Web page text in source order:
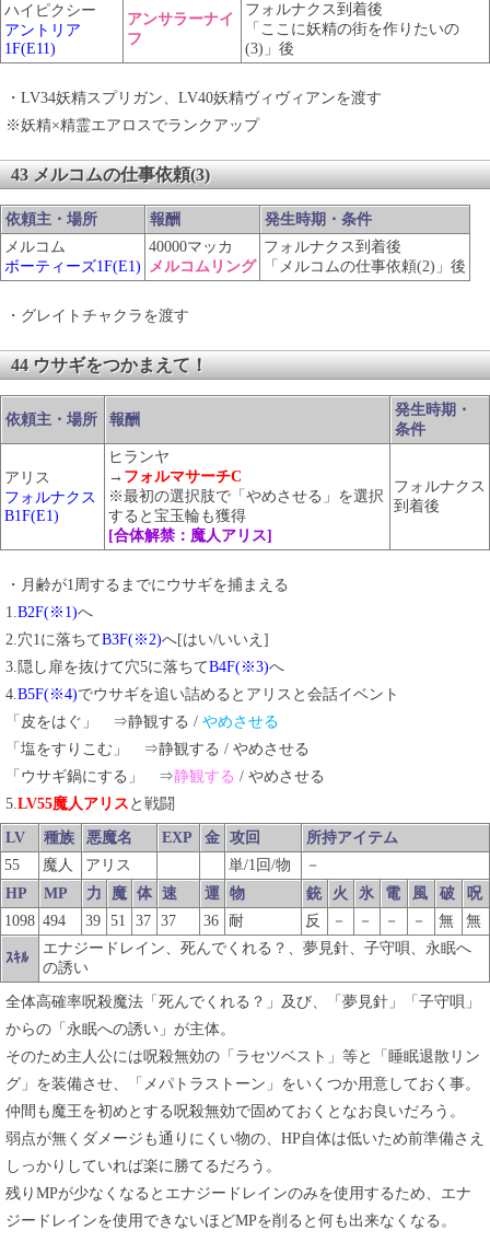
ハイピクシー
アントリア
1F(E11)
アンサラーナイ
フ
フォルナクス到着後
「ここに妖精の街を作りたいの
(3)」後
・LV34妖精スプリガン、LV40妖精ヴィヴィアンを渡す
※妖精×精霊エアロスでランクアップ
43 メルコムの仕事依頼(3)
依頼主・場所 報酬
発生時期・条件
メルコム
ボーティーズ1F(E1)
40000マッカ
メルコムリング
フォルナクス到着後
「メルコムの仕事依頼(2)」後
・グレイトチャクラを渡す
44 ウサギをつかまえて！
依頼主・場所 報酬
発生時期・
条件
アリス
フォルナクス
B1F(E1)
ヒランヤ
→ フォルマサーチC
※最初の選択肢で「やめさせる」を選択
すると宝玉輪も獲得
[合体解禁：魔人アリス]
フォルナクス
到着後
・月齢が1周するまでにウサギを捕まえる
1.B2F(※1)へ
2.穴1に落ちてB3F(※2)へ[はい/いいえ]
3.隠し扉を抜けて穴5に落ちてB4F(※3)へ
4.B5F(※4)でウサギを追い詰めるとアリスと会話イベント
「皮をはぐ」 ⇒静観する / やめさせる
「塩をすりこむ」 ⇒静観する / やめさせる
「ウサギ鍋にする」 ⇒静観する / やめさせる
5.LV55魔人アリス と戦闘
LV 種族 悪魔名 EXP 金 攻回
所持アイテム
55
魔人 アリス 単/1回/物
－
HP
MP 力 魔 体 速 運 物 銃 火 氷 電 風 破
呪
1098 494 39 51 37 37 36 耐 反 － － － － 無 無
ｽｷﾙ
エナジードレイン、死んでくれる？、夢見針、子守唄、永眠へ
の誘い
全体高確率呪殺魔法「死んでくれる？」及び、「夢見針」「子守唄」
からの「永眠への誘い」が主体。
そのため主人公には呪殺無効の「ラセツベスト」等と「睡眠退散リン
グ」を装備させ、「メパトラストーン」をいくつか用意しておく事。
仲間も魔王を初めとする呪殺無効で固めておくとなお良いだろう。
弱点が無くダメージも通りにくい物の、HP自体は低いため前準備さえ
しっかりしていれば楽に勝てるだろう。
残りMPが少なくなるとエナジードレインのみを使用するため、エナ
ジードレインを使用できないほどMPを削ると何も出来なくなる。